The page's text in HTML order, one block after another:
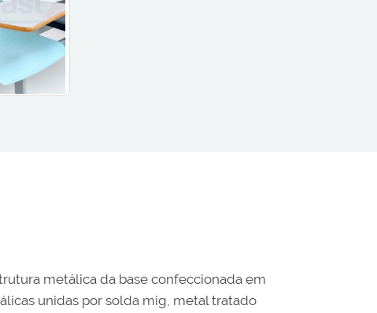
metálica da base confeccionada em
unidas por solda mig, metal tratado